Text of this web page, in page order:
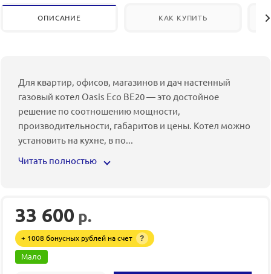
ОПИСАНИЕ КАК КУПИТЬ
Для квартир, офисов, магазинов и дач настенный
газовый котел Oasis Eco BE20 — это достойное
решение по соотношению мощности,
производительности, габаритов и цены. Котел можно
установить на кухне, в по...
Читать полностью
33 600 р.
+ 1008 бонусных рублей на счет ?
Мало